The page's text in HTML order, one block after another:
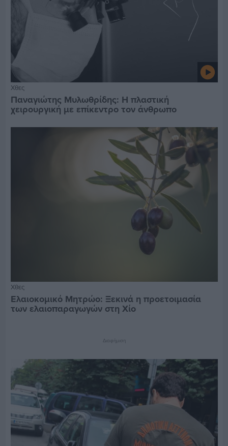
Χθες
Παναγιώτης Μυλωθρίδης: Η πλαστική
χειρουργική με επίκεντρο τον άνθρωπο
Χθες
Ελαιοκομικό Μητρώο: Ξεκινά η προετοιμασία
των ελαιοπαραγωγών στη Χίο
Διαφήμιση